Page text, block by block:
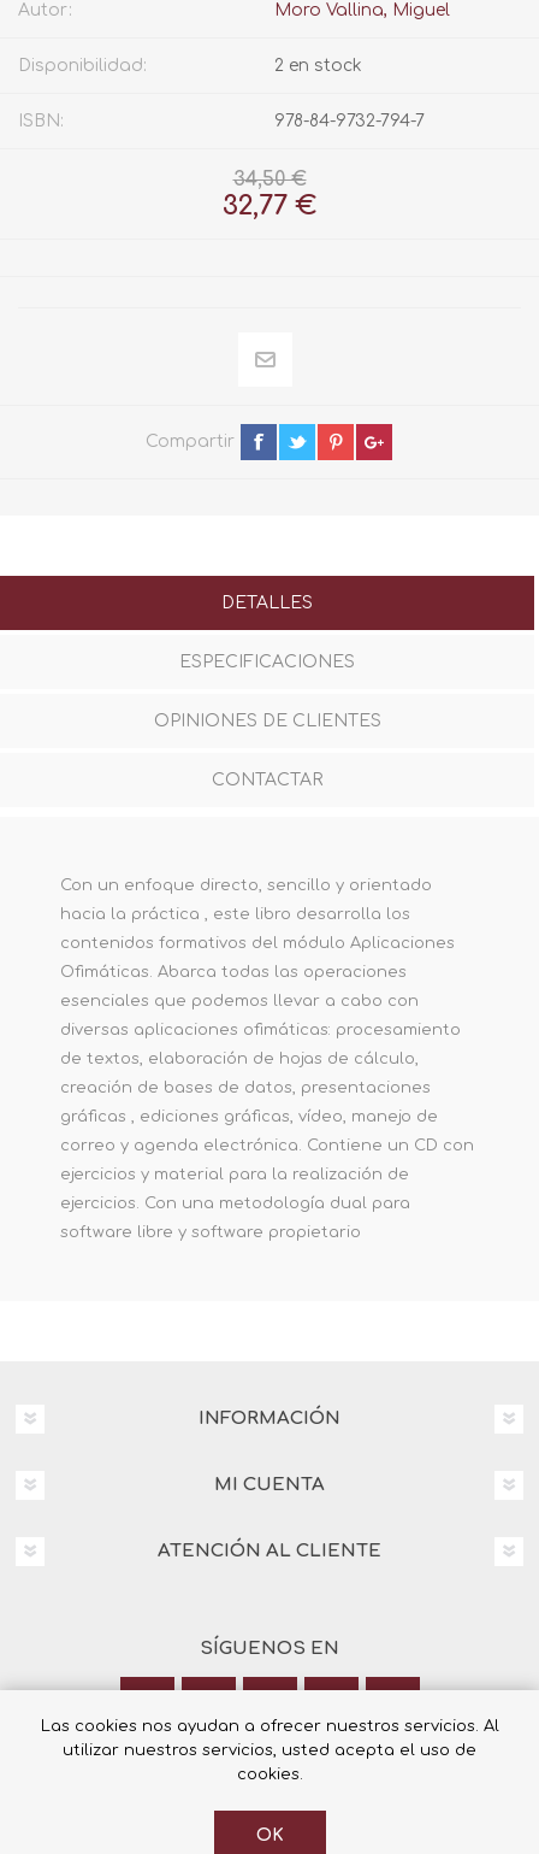
Autor: Moro Vallina, Miguel
Disponibilidad: 2 en stock
ISBN: 978-84-9732-794-7
34,50 €
32,77 €
Compartir
DETALLES
ESPECIFICACIONES
OPINIONES DE CLIENTES
CONTACTAR
Con un enfoque directo, sencillo y orientado
hacia la práctica , este libro desarrolla los
contenidos formativos del módulo Aplicaciones
Ofimáticas. Abarca todas las operaciones
esenciales que podemos llevar a cabo con
diversas aplicaciones ofimáticas: procesamiento
de textos, elaboración de hojas de cálculo,
creación de bases de datos, presentaciones
gráficas , ediciones gráficas, vídeo, manejo de
correo y agenda electrónica. Contiene un CD con
ejercicios y material para la realización de
ejercicios. Con una metodología dual para
software libre y software propietario
INFORMACIÓN
MI CUENTA
ATENCIÓN AL CLIENTE
SÍGUENOS EN
Calle Italia 6, 03003 Alicante
+34 965 12 23 55
Las cookies nos ayudan a ofrecer nuestros servicios. Al
utilizar nuestros servicios, usted acepta el uso de
cookies.
OK